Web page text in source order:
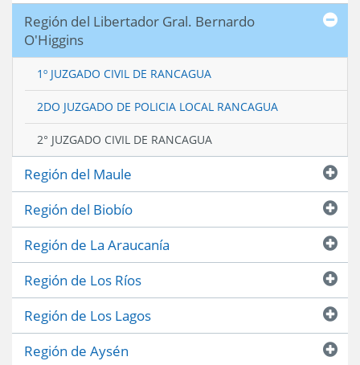
Región del Libertador Gral. Bernardo
O'Higgins
1º JUZGADO CIVIL DE RANCAGUA
2DO JUZGADO DE POLICIA LOCAL RANCAGUA
2° JUZGADO CIVIL DE RANCAGUA
Región del Maule
Región del Biobío
Región de La Araucanía
Región de Los Ríos
Región de Los Lagos
Región de Aysén